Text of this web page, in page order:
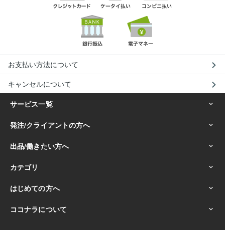
お支払い方法について
キャンセルについて